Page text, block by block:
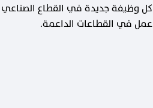
عمل في القطاعات الداعمة.